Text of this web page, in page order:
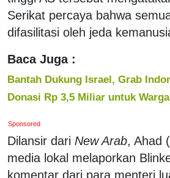
Serikat percaya bahwa
difasilitasi oleh jeda
Baca Juga :
Bantah Dukung Israel, Grab
Donasi Rp 3,5 Miliar untuk
Sponsored
Dilansir dari New Arab, Ahad
media lokal melaporkan
komentar dari para menteri